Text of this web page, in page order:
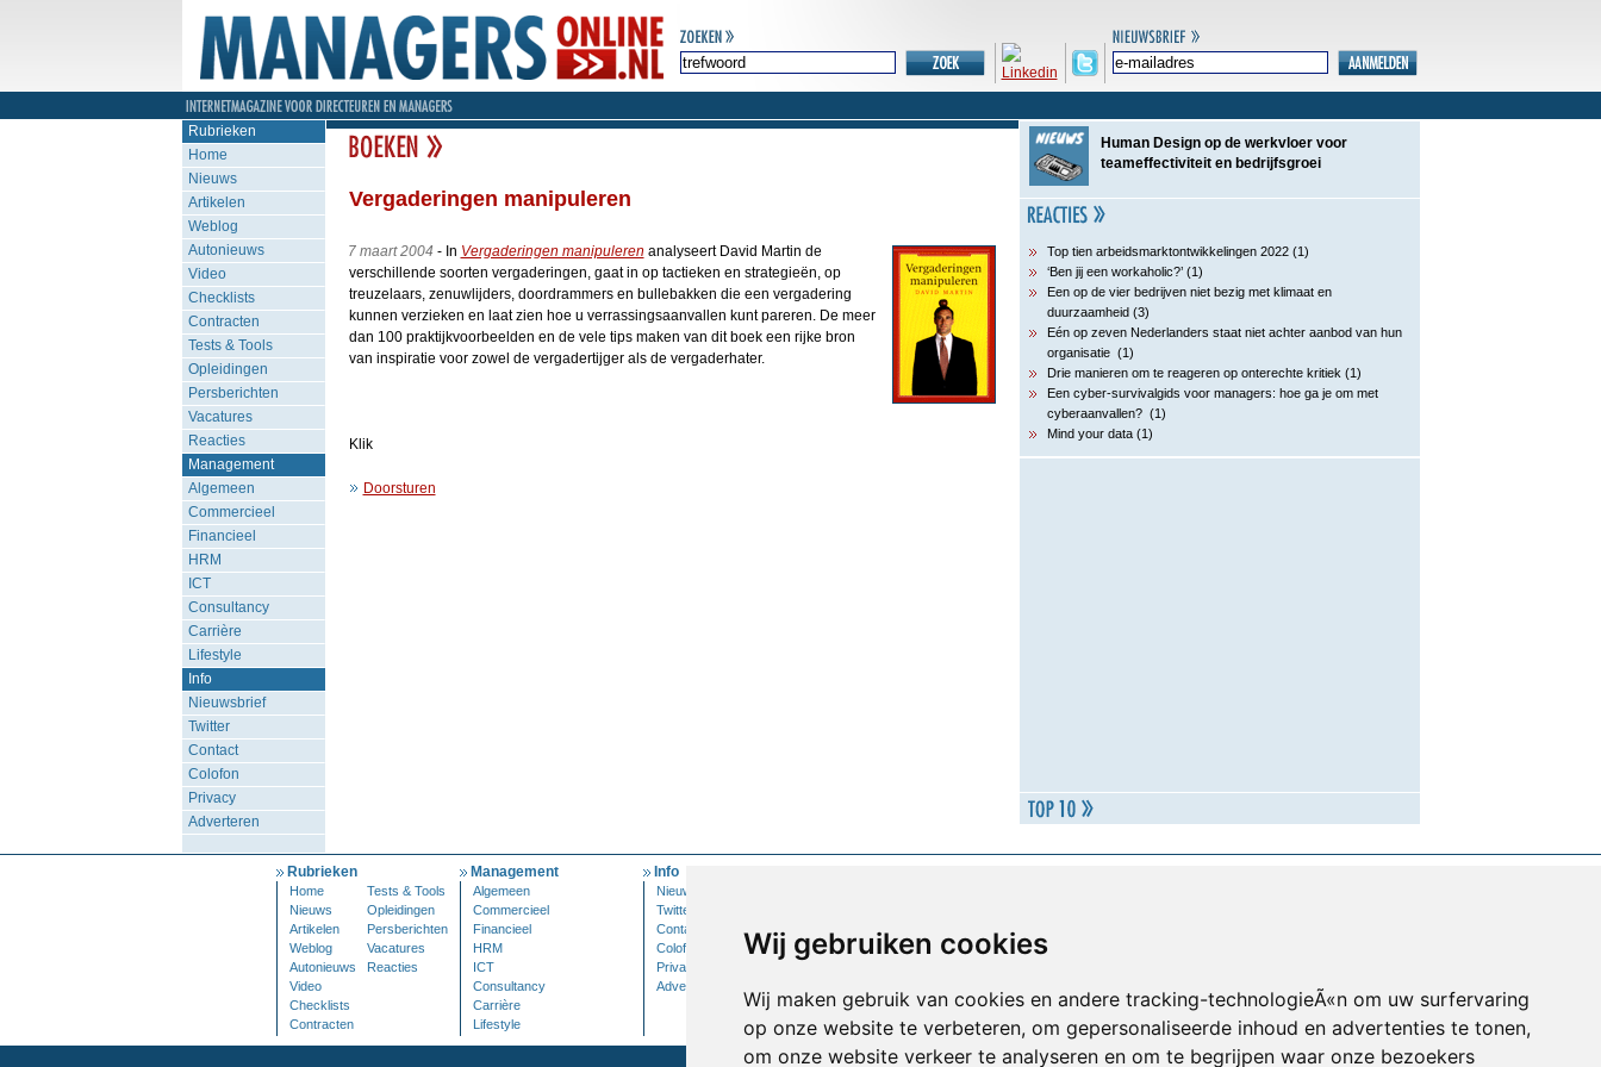
Wij gebruiken cookies
Wij maken gebruik van cookies en andere tracking-technologieÃ«n om uw surfervaring
op onze website te verbeteren, om gepersonaliseerde inhoud en advertenties te tonen,
om onze website verkeer te analyseren en om te begrijpen waar onze bezoekers
Rubrieken
Home
Nieuws
Artikelen
Weblog
Autonieuws
Video
Checklists
Contracten
Tests & Tools
Opleidingen
Persberichten
Vacatures
Reacties
Management
Algemeen
Commercieel
Financieel
HRM
ICT
Consultancy
Carrière
Lifestyle
Info
Nieuwsbrief
Twitter
Contact
Colofon
Privacy
Adverteren
Vergaderingen manipuleren
7 maart 2004 - In Vergaderingen manipuleren analyseert David Martin de
verschillende soorten vergaderingen, gaat in op tactieken en strategieën, op
treuzelaars, zenuwlijders, doordrammers en bullebakken die een vergadering
kunnen verzieken en laat zien hoe u verrassingsaanvallen kunt pareren. De meer
dan 100 praktijkvoorbeelden en de vele tips maken van dit boek een rijke bron
van inspiratie voor zowel de vergadertijger als de vergaderhater.
Klik
Doorsturen
Human Design op de werkvloer voor
teameffectiviteit en bedrijfsgroei
Top tien arbeidsmarktontwikkelingen 2022 (1)
‘Ben jij een workaholic?’ (1)
Een op de vier bedrijven niet bezig met klimaat en
duurzaamheid (3)
Eén op zeven Nederlanders staat niet achter aanbod van hun
organisatie (1)
Drie manieren om te reageren op onterechte kritiek (1)
Een cyber-survivalgids voor managers: hoe ga je om met
cyberaanvallen? (1)
Mind your data (1)
Rubrieken
Home
Tests & Tools
Nieuws
Opleidingen
Artikelen
Persberichten
Weblog
Vacatures
Autonieuws
Reacties
Video
Checklists
Contracten
Management
Algemeen
Commercieel
Financieel
HRM
ICT
Consultancy
Carrière
Lifestyle
Info
Nieuwsbrief
Twitter
Contact
Colofon
Privacy
Adverteren